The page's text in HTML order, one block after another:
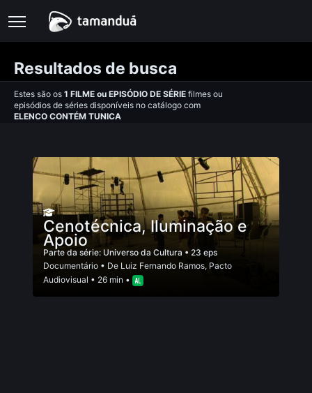
Resultados de busca
Estes são os 1 FILME ou EPISÓDIO DE SÉRIE filmes ou
episódios de séries disponíveis no catálogo com
ELENCO CONTÉM TUNICA
Cenotécnica, Iluminação e
Apoio
Parte da série: Universo da Cultura • 23 eps
Documentário • De Luiz Fernando Ramos, Pacto
Audiovisual • 26 min •